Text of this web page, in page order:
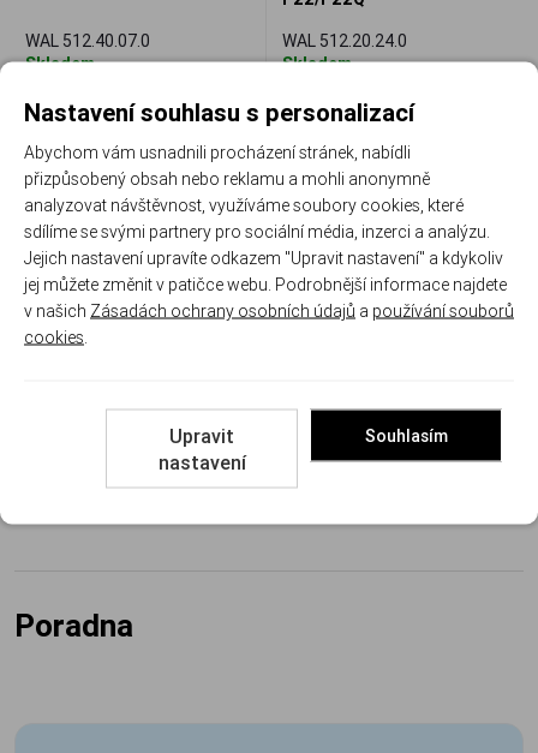
Porovnat
WAL 512.40.07.0
Skladem
603 Kč
Porovnat
WAL 512.20.24.0
Skladem
603 Kč
Recenze
Přidat hodnocení
Poradna
Nastavení souhlasu s personalizací
Abychom vám usnadnili procházení stránek, nabídli
přizpůsobený obsah nebo reklamu a mohli anonymně
analyzovat návštěvnost, využíváme soubory cookies, které
sdílíme se svými partnery pro sociální média, inzerci a analýzu.
Jejich nastavení upravíte odkazem "Upravit nastavení" a kdykoliv
jej můžete změnit v patičce webu. Podrobnější informace najdete
v našich Zásadách ochrany osobních údajů a používání souborů
cookies
Upravit
nastavení
Souhlasím